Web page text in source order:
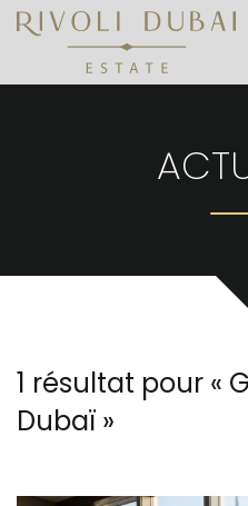
1 résultat pour «
Dubaï»